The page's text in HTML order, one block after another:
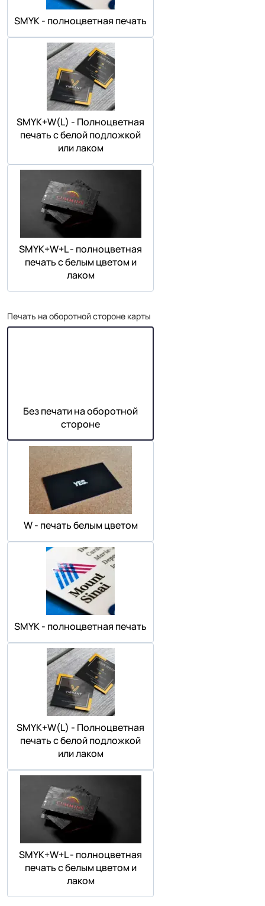
SMYK - полноцветная печать
SMYK+W(L) - Полноцветная
печать с белой подложкой
или лаком
SMYK+W+L - полноцветная
печать с белым цветом и
лаком
Печать на оборотной стороне карты
Без печати на оборотной
стороне
W - печать белым цветом
SMYK - полноцветная печать
SMYK+W(L) - Полноцветная
печать с белой подложкой
или лаком
SMYK+W+L - полноцветная
печать с белым цветом и
лаком